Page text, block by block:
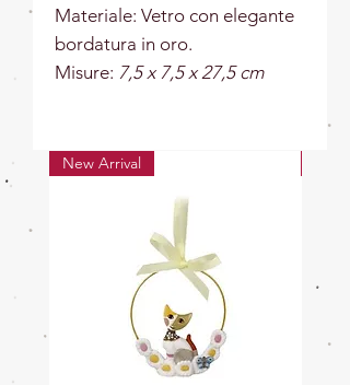
Materiale: Vetro con elegante
bordatura in oro.
Misure: 7,5 x 7,5 x 27,5 cm
New Arrival